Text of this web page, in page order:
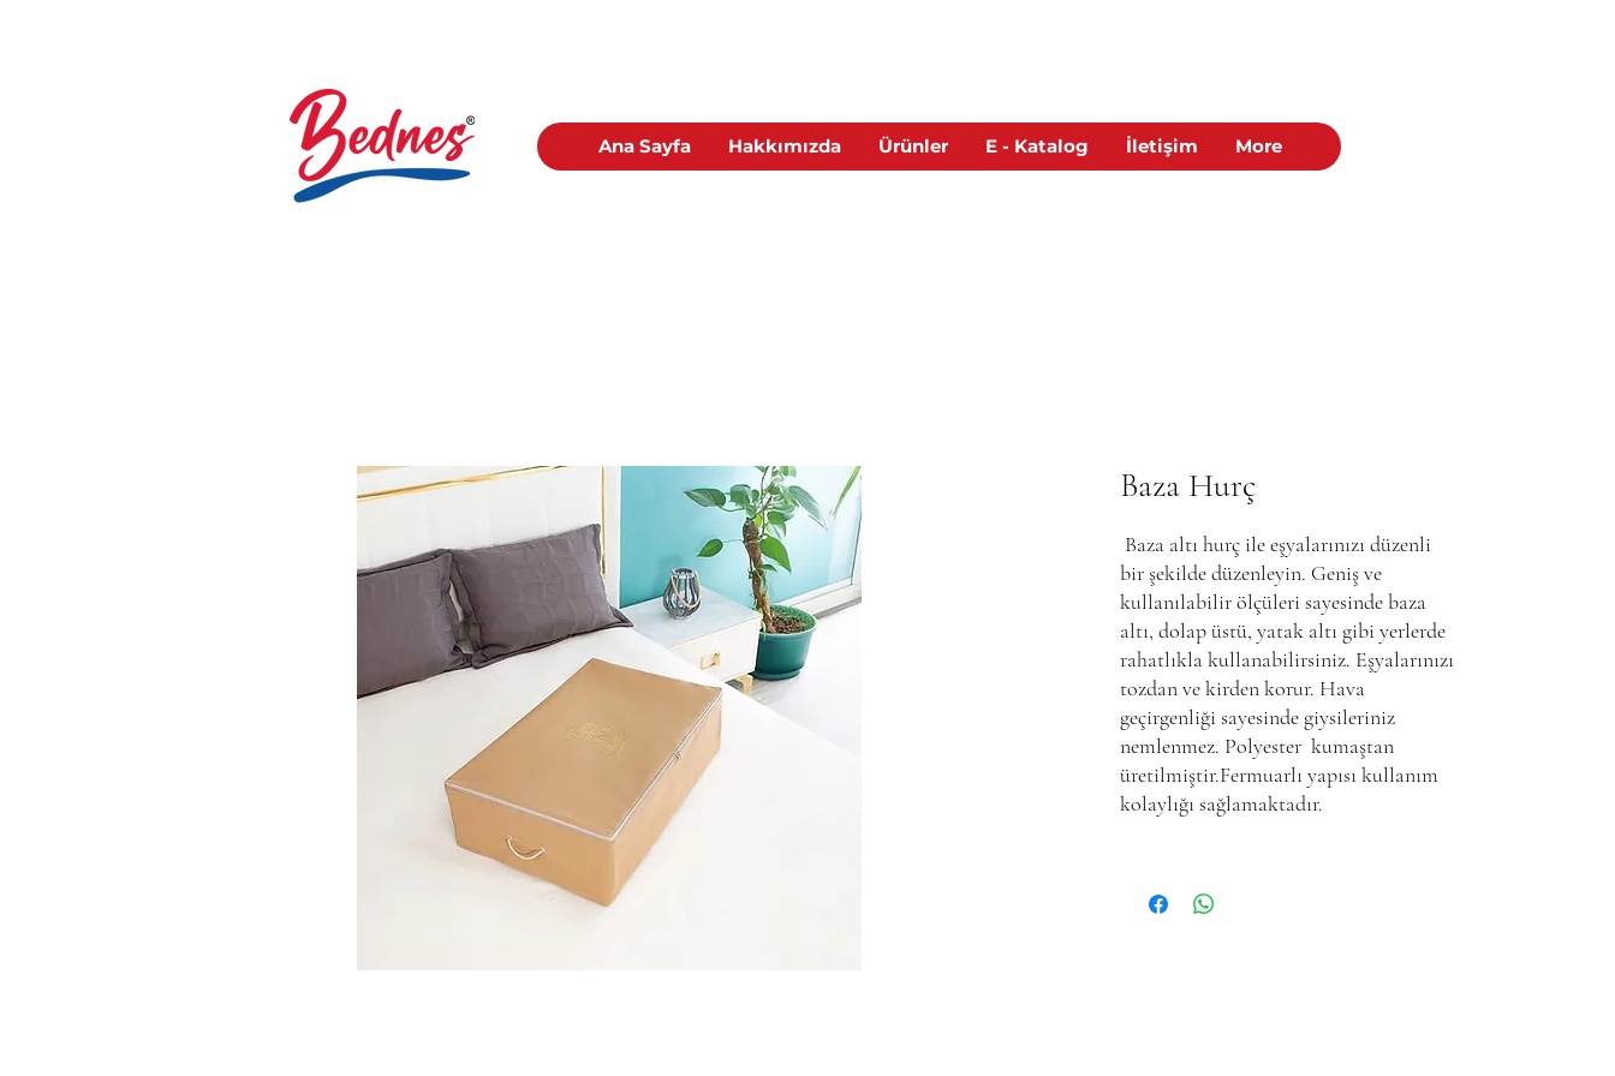
Ana Sayfa Hakkımızda Ürünler E - Katalog İletişim More
Baza Hurç
Baza altı hurç ile eşyalarınızı düzenli
bir şekilde düzenleyin. Geniş ve
kullanılabilir ölçüleri sayesinde baza
altı, dolap üstü, yatak altı gibi yerlerde
rahatlıkla kullanabilirsiniz. Eşyalarınızı
tozdan ve kirden korur. Hava
geçirgenliği sayesinde giysileriniz
nemlenmez. Polyester kumaştan
üretilmiştir.Fermuarlı yapısı kullanım
kolaylığı sağlamaktadır.